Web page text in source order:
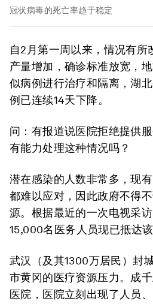
冠状病毒的死亡率趋于稳定
自2月第一周以来，情况有所
产量增加，确诊标准放宽，
似病例进行治疗和隔离，湖
例已连续14天下降。
问：有报道说医院拒绝提供
有能力处理这种情况吗？
潜在感染的人数非常多，现
都难以应对，因此政府不得
源。根据最近的一次电视采
15,000名医务人员现已抵达该
武汉（及其1300万居民）封
市黄冈的医疗资源压力。成
医院，医院立刻出现了人员